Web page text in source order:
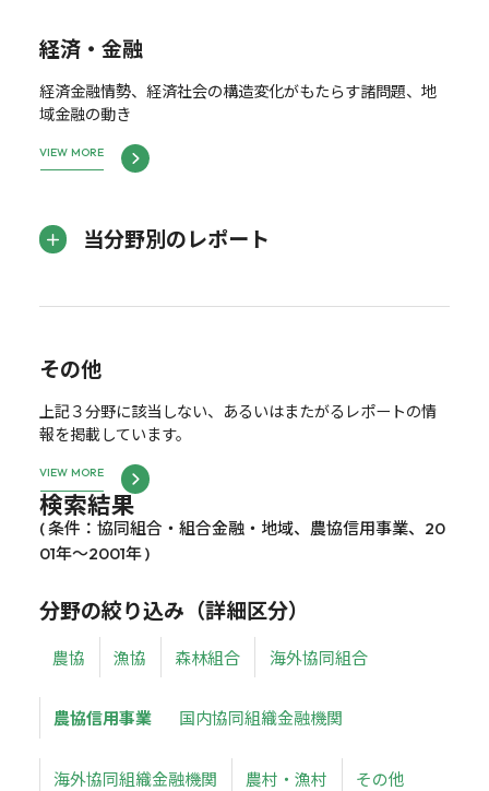
経済・金融
経済金融情勢、経済社会の構造変化がもたらす諸問題、地
域金融の動き
VIEW MORE
当分野別のレポート
その他
上記３分野に該当しない、あるいはまたがるレポートの情
報を掲載しています。
VIEW MORE
検索結果
( 条件：協同組合・組合金融・地域、農協信用事業、20
01年～2001年 )
分野の絞り込み（詳細区分）
農協 漁協 森林組合 海外協同組合
農協信用事業 国内協同組織金融機関
海外協同組織金融機関 農村・漁村 その他